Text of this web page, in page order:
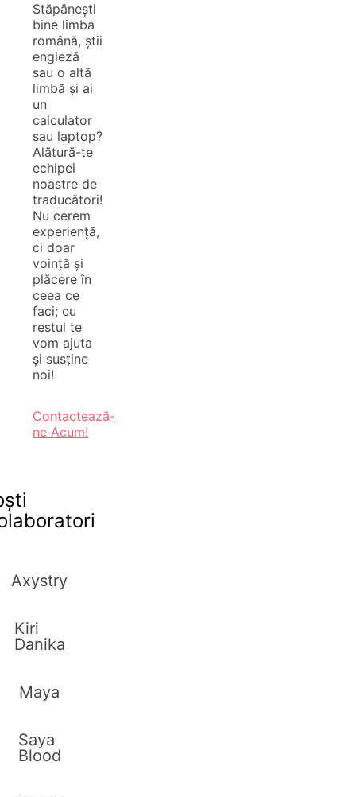
Stăpânești
bine limba
română, știi
engleză
sau o altă
limbă și ai
un
calculator
sau laptop?
Alătură-te
echipei
noastre de
traducători!
Nu cerem
experiență,
ci doar
voință și
plăcere în
ceea ce
faci; cu
restul te
vom ajuta
și susține
noi!
Contactează-
ne Acum!
Axystry
Kiri
Danika
Maya
Saya
Blood